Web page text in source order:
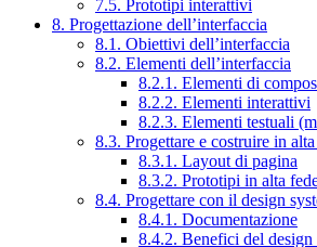
7.5. Prototipi interattivi
8. Progettazione dell’interfaccia
8.1. Obiettivi dell’interfaccia
8.2. Elementi dell’interfaccia
8.2.1. Elementi di
8.2.2. Elementi interattivi
8.2.3. Elementi testuali
8.3. Progettare e costruire in
8.3.1. Layout di pagina
8.3.2. Prototipi in alta
8.4. Progettare con il design
8.4.1. Documentazione
8.4.2. Benefici del design